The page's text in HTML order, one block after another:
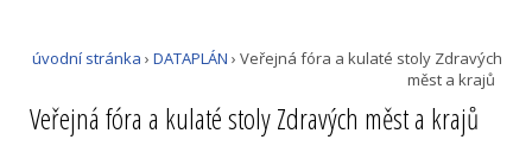
úvodní stránka › DATAPLÁN › Veřejná fóra a kulaté stoly Zdravých
měst a krajů
Veřejná fóra a kulaté stoly Zdravých měst a krajů